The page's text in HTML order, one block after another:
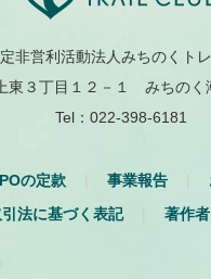
非営利活動法人みちのくト
東３丁目１２－１ みちのく
Tel：022-398-6181
の定款 事業報告
法に基づく表記
著作